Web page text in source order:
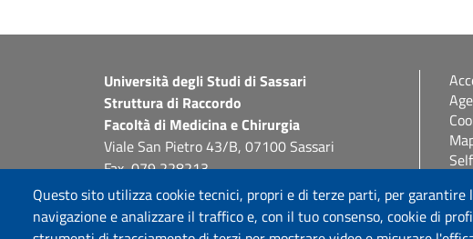
Questo sito utilizza cookie tecnici, propri e di terze parti, per garantire
navigazione e analizzare il traffico e, con il tuo consenso, cookie di
Università degli Studi di Sassari
Struttura di Raccordo
Facoltà di Medicina e Chirurgia
Viale San Pietro 43/B, 07100 Sassari
Fax 079 228213
PEC: fac.medicina.chirurgia@pec.uniss.it
www.uniss.it